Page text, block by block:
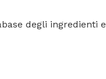
degli ingredienti e